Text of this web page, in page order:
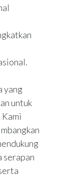
yang
untuk
serapan